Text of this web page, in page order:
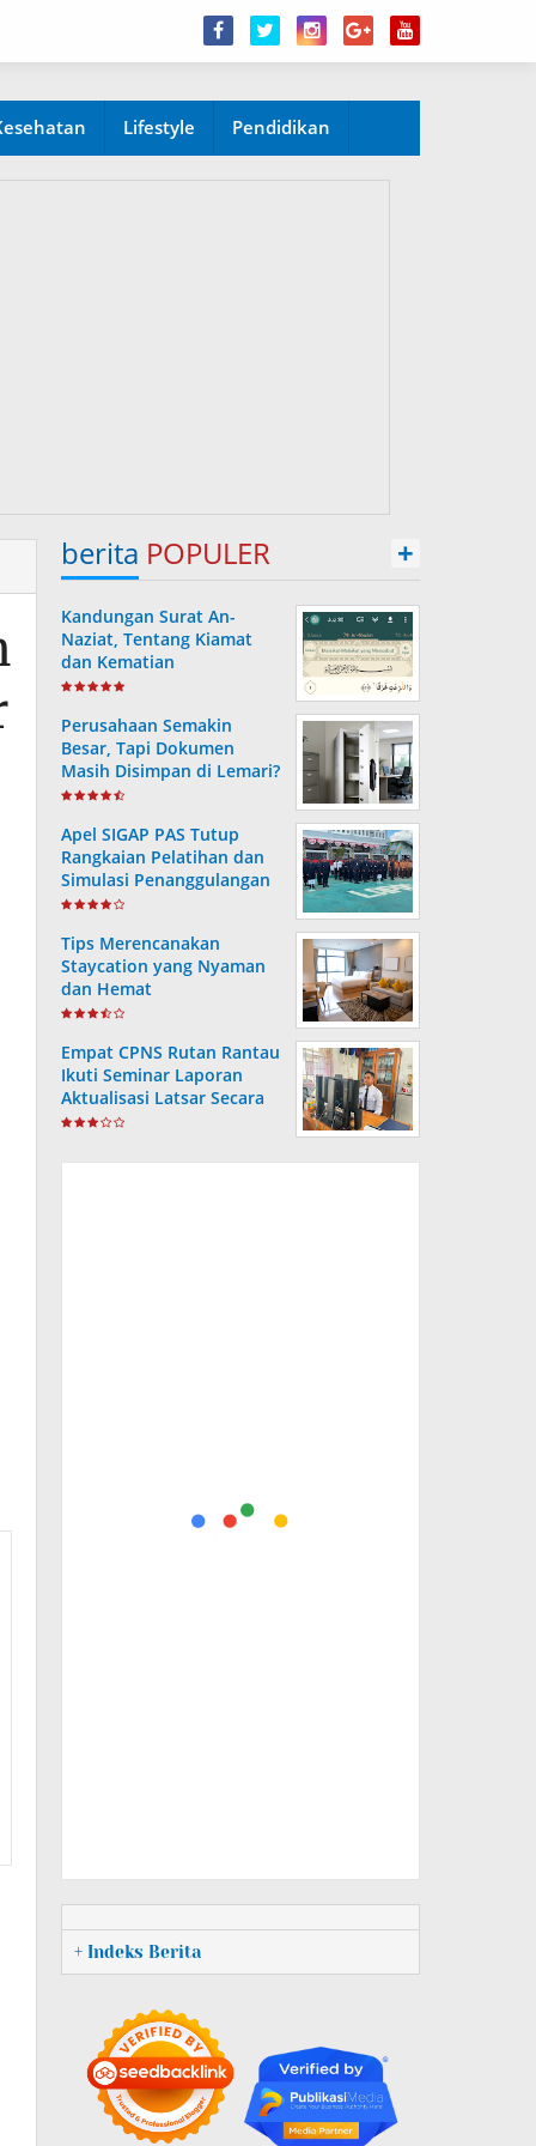
Lifestyle Pendidikan
berita POPULER +
Kandungan Surat An-
Naziat, Tentang Kiamat
dan Kematian
Perusahaan Semakin
Besar, Tapi Dokumen
Masih Disimpan di Lemari?
Ini Risiko yang Sering
Apel SIGAP PAS Tutup
Rangkaian Pelatihan dan
Simulasi Penanggulangan
Bencana di Lapas
Tips Merencanakan
Staycation yang Nyaman
dan Hemat
Empat CPNS Rutan Rantau
Ikuti Seminar Laporan
Aktualisasi Latsar Secara
Virtual
+ Indeks Berita